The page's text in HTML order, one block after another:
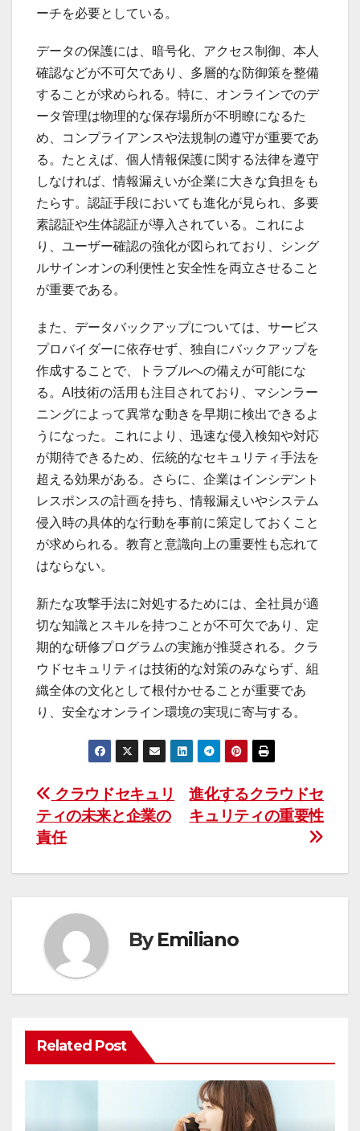
ーチを必要としている。
データの保護には、暗号化、アクセス制御、本人
確認などが不可欠であり、多層的な防御策を整備
することが求められる。特に、オンラインでのデ
ータ管理は物理的な保存場所が不明瞭になるた
め、コンプライアンスや法規制の遵守が重要であ
る。たとえば、個人情報保護に関する法律を遵守
しなければ、情報漏えいが企業に大きな負担をも
たらす。認証手段においても進化が見られ、多要
素認証や生体認証が導入されている。これによ
り、ユーザー確認の強化が図られており、シング
ルサインオンの利便性と安全性を両立させること
が重要である。
また、データバックアップについては、サービス
プロバイダーに依存せず、独自にバックアップを
作成することで、トラブルへの備えが可能にな
る。AI技術の活用も注目されており、マシンラー
ニングによって異常な動きを早期に検出できるよ
うになった。これにより、迅速な侵入検知や対応
が期待できるため、伝統的なセキュリティ手法を
超える効果がある。さらに、企業はインシデント
レスポンスの計画を持ち、情報漏えいやシステム
侵入時の具体的な行動を事前に策定しておくこと
が求められる。教育と意識向上の重要性も忘れて
はならない。
新たな攻撃手法に対処するためには、全社員が適
切な知識とスキルを持つことが不可欠であり、定
期的な研修プログラムの実施が推奨される。クラ
ウドセキュリティは技術的な対策のみならず、組
織全体の文化として根付かせることが重要であ
り、安全なオンライン環境の実現に寄与する。
投
稿
ナ
ゲ
ー
シ
ョ
ン
進化するクラウドセ
キュリティの重要性
クラウドセキュリ
ティの未来と企業の
責任
ByEmiliano
Related Post